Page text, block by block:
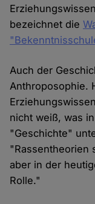
bezeichnet die
Auch der
Anthroposophie.
nicht weiß, was
"Geschichte"
"Rassentheorien
aber in der
Rolle."